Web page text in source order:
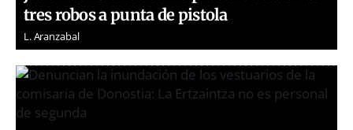
tres robos a punta de pistola
L. Aranzabal